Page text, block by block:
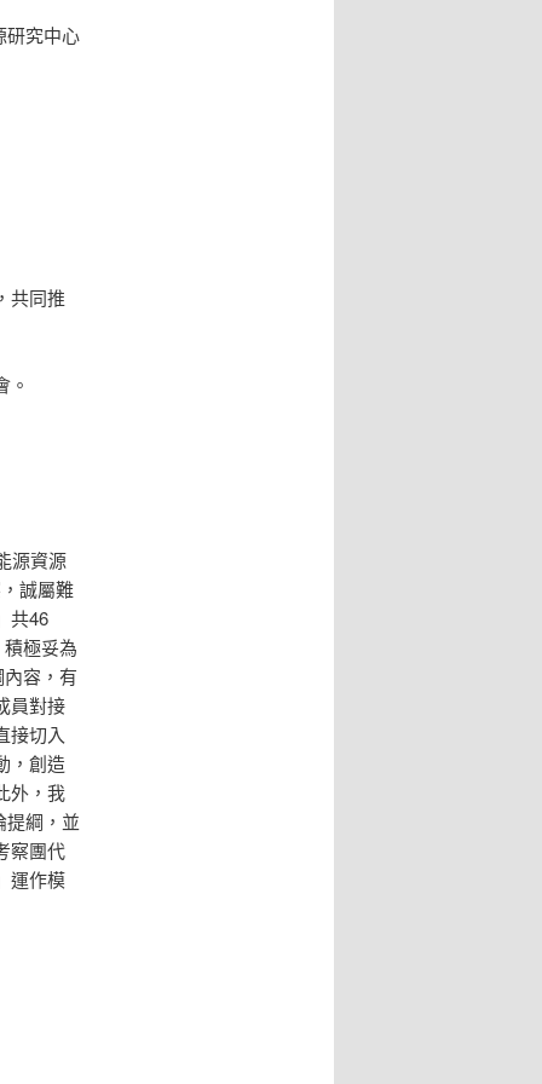
研究中心
共同推
。
源資源
誠屬難
共46
極妥為
容，有
員對接
接切入
，創造
外，我
提綱，並
察團代
運作模